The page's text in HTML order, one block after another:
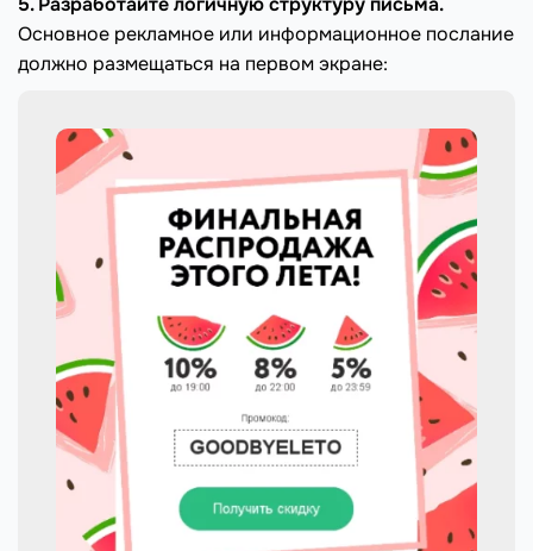
Основное рекламное или информационное послание
должно размещаться на первом экране: